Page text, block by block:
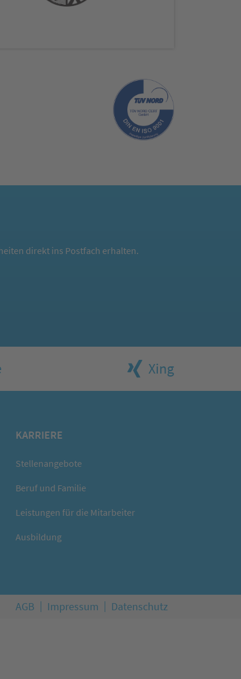
direkt ins Postfach erhalten.
Xing
KARRIERE
Stellenangebote
Beruf und Familie
Leistungen für die Mitarbeiter
Ausbildung
AGB Impressum Datenschutz